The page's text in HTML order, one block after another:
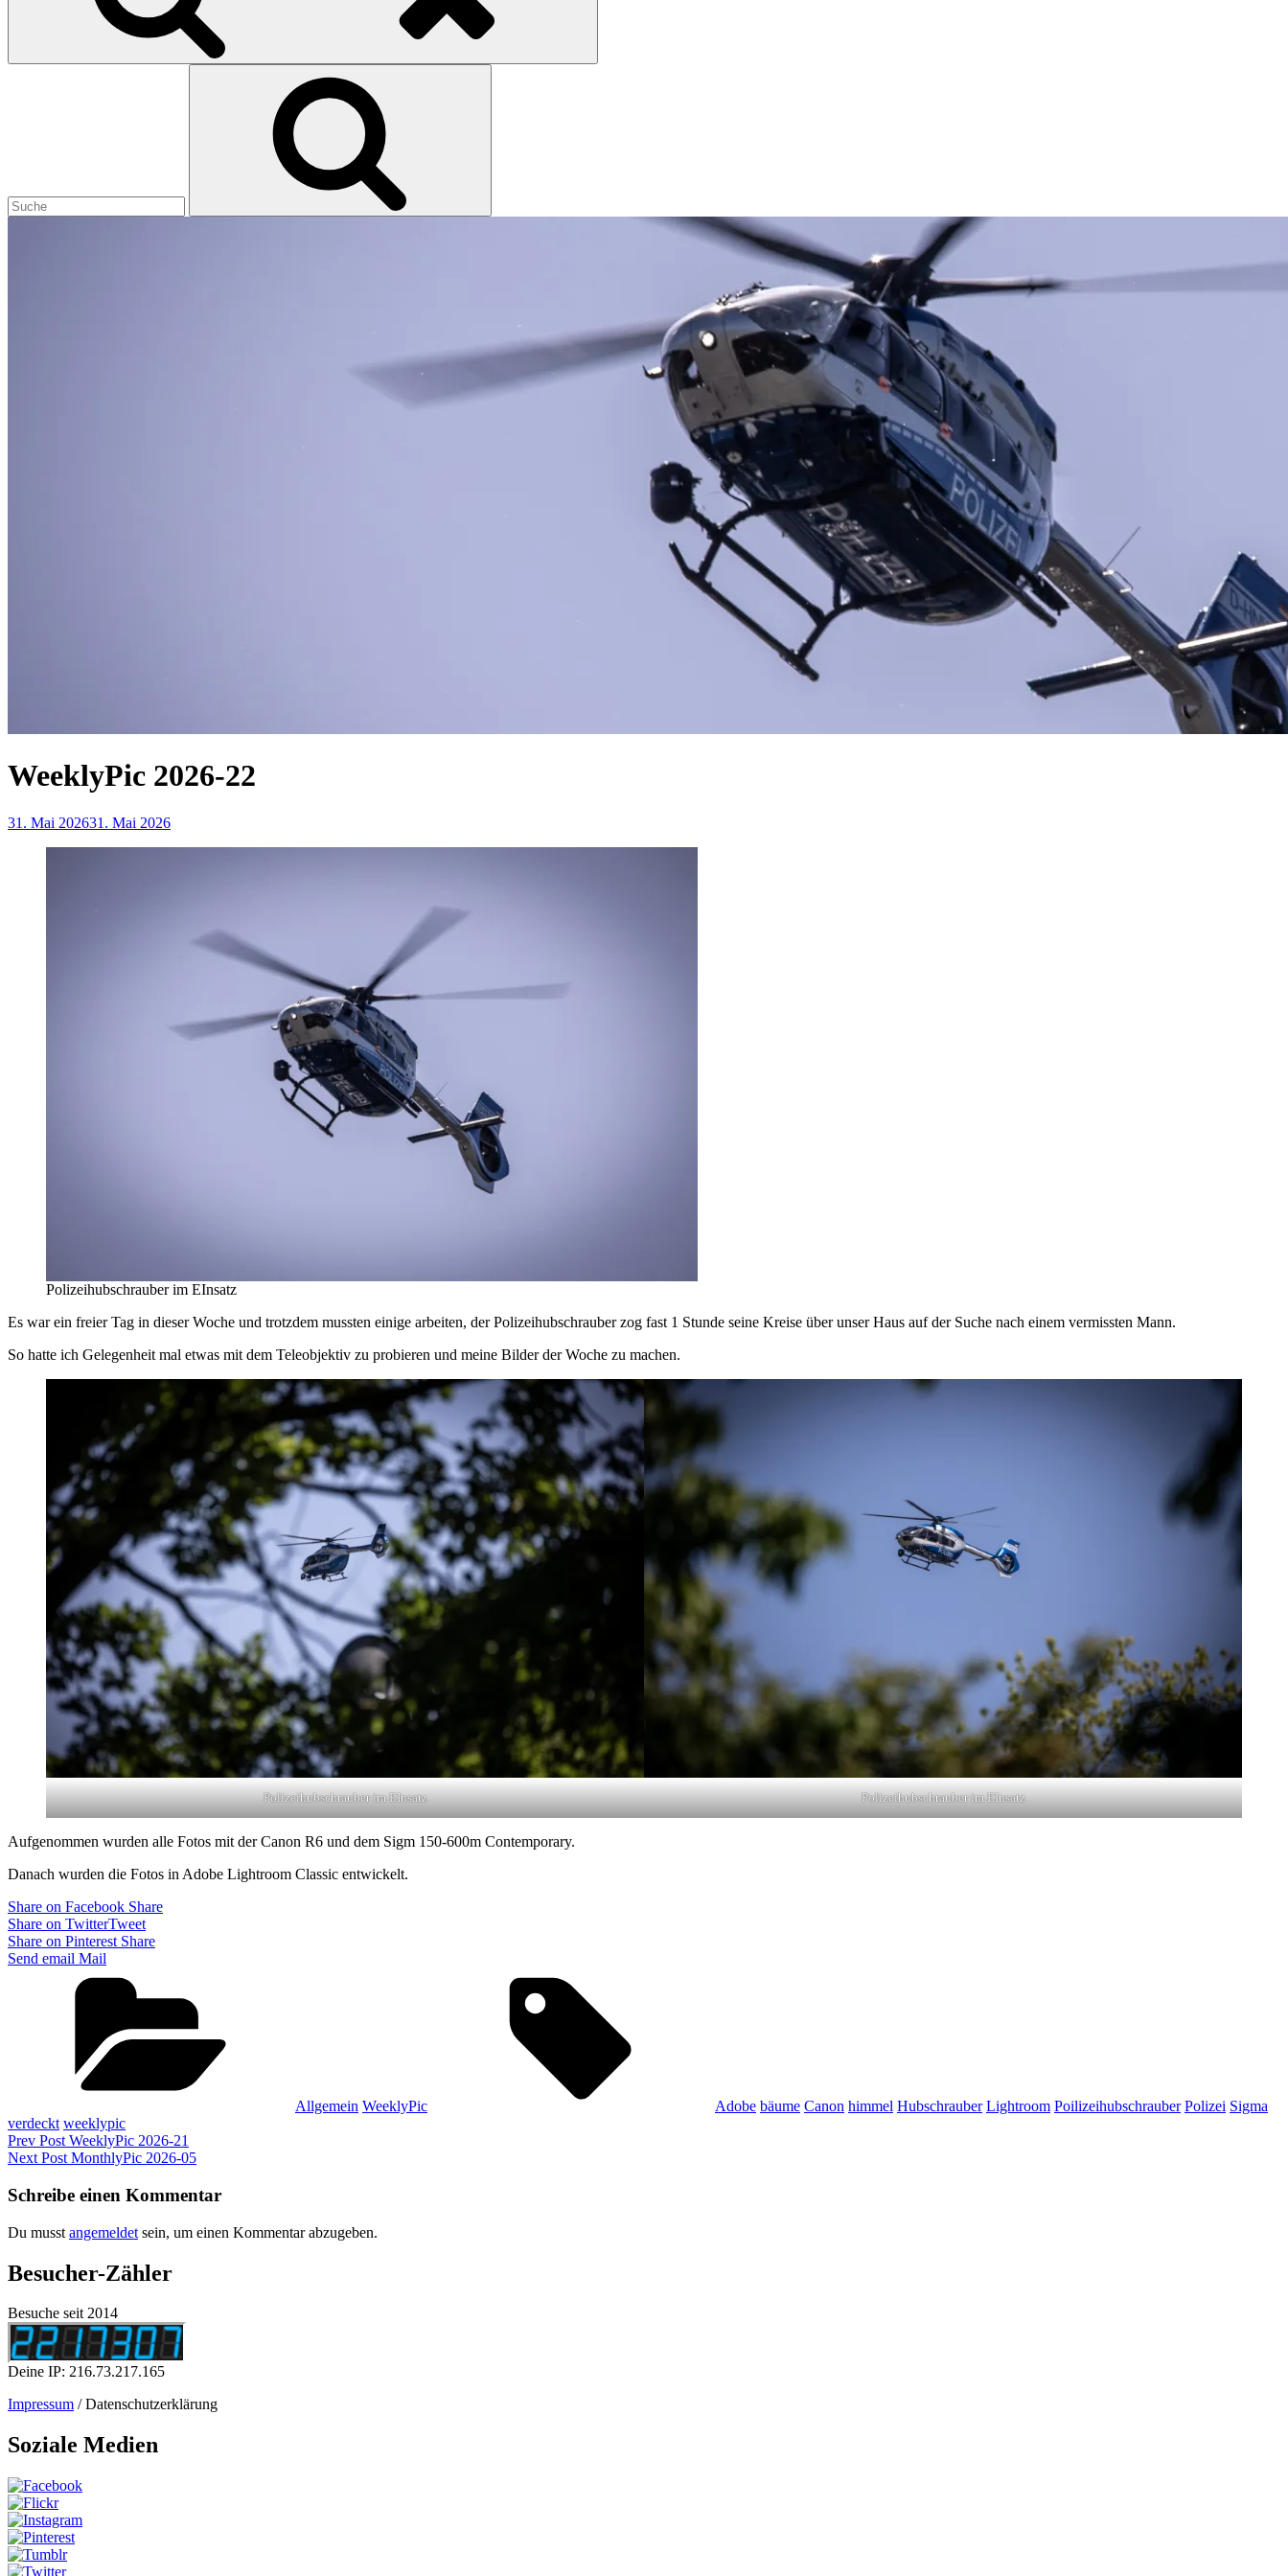
WeeklyPic 2026-22
31. Mai 202631. Mai 2026
Polizeihubschrauber im EInsatz
Es war ein freier Tag in dieser Woche und trotzdem mussten einige arbeiten, der Polizeihubschrauber zog fast 1 Stunde seine Kreise über unser Haus auf der Suche nach einem vermissten Mann.
So hatte ich Gelegenheit mal etwas mit dem Teleobjektiv zu probieren und meine Bilder der Woche zu machen.
Polizeihubschrauber im EInsatz Polizeihubschrauber im EInsatz
Aufgenommen wurden alle Fotos mit der Canon R6 und dem Sigm 150-600m Contemporary.
Danach wurden die Fotos in Adobe Lightroom Classic entwickelt.
Share on Facebook Share
Share on TwitterTweet
Share on Pinterest Share
Send email Mail
Allgemein WeeklyPic Adobe bäume Canon himmel Hubschrauber Lightroom Poilizeihubschrauber Polizei Sigma
verdeckt weeklypic
Beitragsnavigation
Previous
Post
Prev Post WeeklyPic 2026-21
Next
Next Post MonthlyPic 2026-05
Schreibe einen Kommentar
Du musst angemeldet sein, um einen Kommentar abzugeben.
Besucher-Zähler
Besuche seit 2014
Deine IP: 216.73.217.165
Impressum / Datenschutzerklärung
Soziale Medien